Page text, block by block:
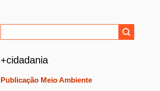
+cidadania
Publicação Meio Ambiente